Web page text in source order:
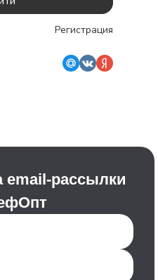
Регистрация
рассылки